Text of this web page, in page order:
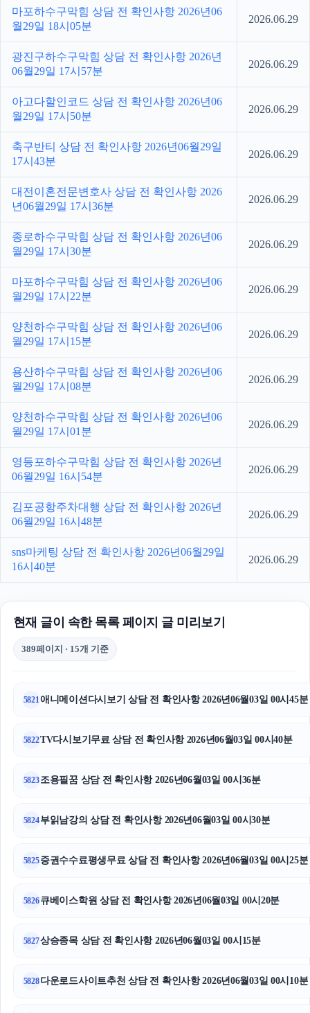
마포하수구막힘 상담 전 확인사항 2026년06
월29일 18시05분
2026.06.29
광진구하수구막힘 상담 전 확인사항 2026년
06월29일 17시57분
2026.06.29
아고다할인코드 상담 전 확인사항 2026년06
월29일 17시50분
2026.06.29
축구반티 상담 전 확인사항 2026년06월29일
17시43분
2026.06.29
대전이혼전문변호사 상담 전 확인사항 2026
년06월29일 17시36분
2026.06.29
종로하수구막힘 상담 전 확인사항 2026년06
월29일 17시30분
2026.06.29
마포하수구막힘 상담 전 확인사항 2026년06
월29일 17시22분
2026.06.29
양천하수구막힘 상담 전 확인사항 2026년06
월29일 17시15분
2026.06.29
용산하수구막힘 상담 전 확인사항 2026년06
월29일 17시08분
2026.06.29
양천하수구막힘 상담 전 확인사항 2026년06
월29일 17시01분
2026.06.29
영등포하수구막힘 상담 전 확인사항 2026년
06월29일 16시54분
2026.06.29
김포공항주차대행 상담 전 확인사항 2026년
06월29일 16시48분
2026.06.29
sns마케팅 상담 전 확인사항 2026년06월29일
16시40분
2026.06.29
현재 글이 속한 목록 페이지 글 미리보기
389페이지 · 15개 기준
5821 애니메이션다시보기 상담 전 확인사항 2026년06월03일 00시45분
5822TV다시보기무료 상담 전 확인사항 2026년06월03일 00시40분
5823조용필꿈 상담 전 확인사항 2026년06월03일 00시36분
5824부읽남강의 상담 전 확인사항 2026년06월03일 00시30분
5825증권수수료평생무료 상담 전 확인사항 2026년06월03일 00시25분
5826큐베이스학원 상담 전 확인사항 2026년06월03일 00시20분
5827상승종목 상담 전 확인사항 2026년06월03일 00시15분
5828다운로드사이트추천 상담 전 확인사항 2026년06월03일 00시10분